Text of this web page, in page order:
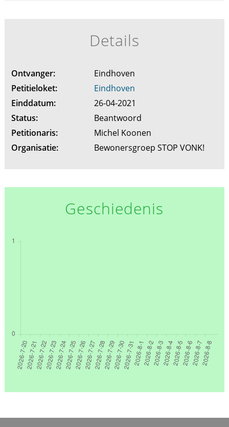
Details
Ontvanger:
Eindhoven
Petitieloket:
Eindhoven
Einddatum:
26-04-2021
Status:
Beantwoord
Petitionaris:
Michel Koonen
Organisatie:
Bewonersgroep STOP VONK!
Geschiedenis